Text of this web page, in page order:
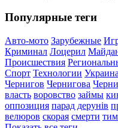
Популярные теги
Авто-мото Зарубежные
Криминал Лоцерил
Происшествия
Спорт Технологии Украина
Чернигов Чернигова
власть воровство займы
оппозиция парад дерунів
велюров скорая смерти